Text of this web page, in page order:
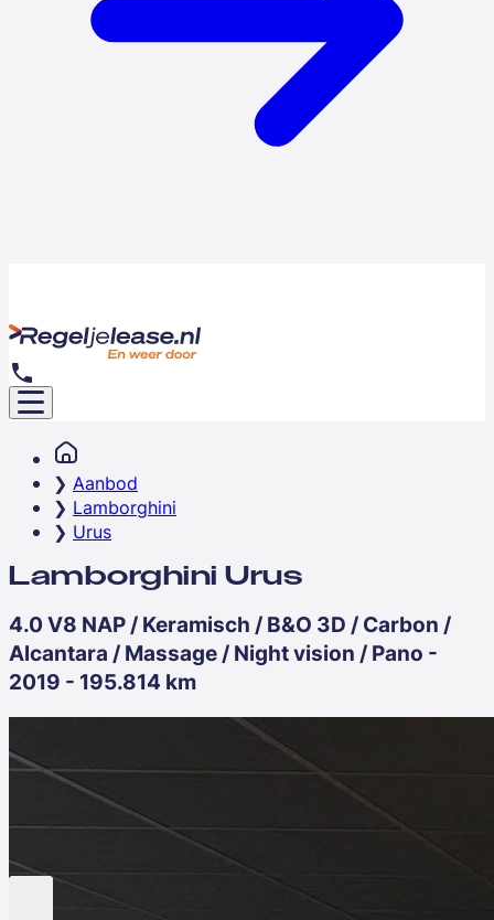
Aanbod
Lamborghini
Urus
Lamborghini Urus
4.0 V8 NAP / Keramisch / B&O 3D / Carbon /
Alcantara / Massage / Night vision / Pano -
2019 - 195.814 km